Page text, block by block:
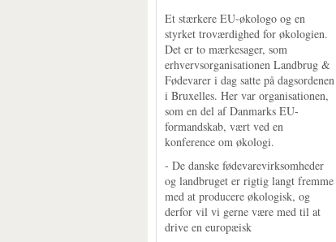
Et stærkere EU-økologo og en
styrket troværdighed for økologien.
Det er to mærkesager, som
erhvervsorganisationen Landbrug &
Fødevarer i dag satte på dagsordenen
i Bruxelles. Her var organisationen,
som en del af Danmarks EU-
formandskab, vært ved en
konference om økologi.
- De danske fødevarevirksomheder
og landbruget er rigtig langt fremme
med at producere økologisk, og
derfor vil vi gerne være med til at
drive en europæisk